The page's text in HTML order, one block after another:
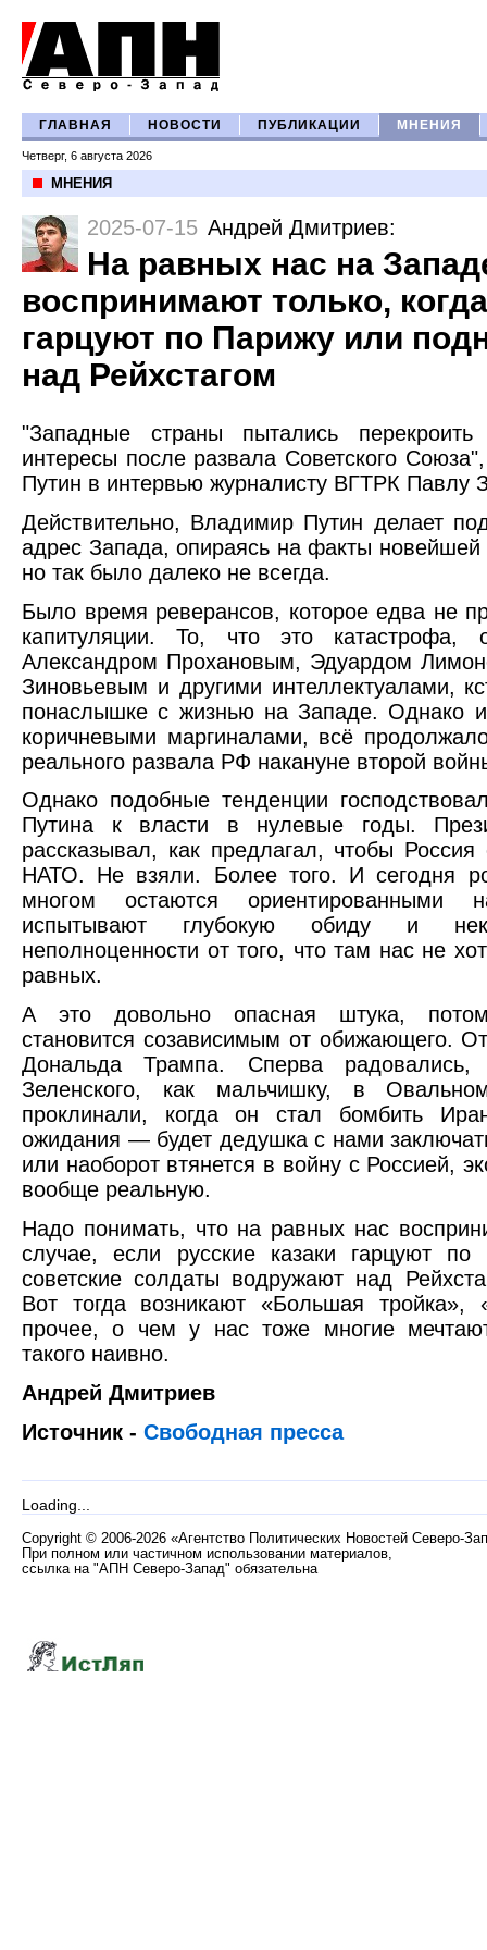
ГЛАВНАЯ НОВОСТИ ПУБЛИКАЦИИ МНЕНИЯ
Четверг, 6 августа 2026
МНЕНИЯ
2025-07-15 Андрей Дмитриев:
На равных нас на
воспринимают только,
гарцуют по Парижу или
над Рейхстагом
"Западные страны пытались
интересы после развала Советского
Путин в интервью журналисту ВГТРК Павлу
Действительно, Владимир Путин делает
адрес Запада, опираясь на факты новейшей
но так было далеко не всегда.
Было время реверансов, которое едва не
капитуляции. То, что это катастрофа,
Александром Прохановым, Эдуардом
Зиновьевым и другими интеллектуалами,
понаслышке с жизнью на Западе. Однако
коричневыми маргиналами, всё
реального развала РФ накануне второй
Однако подобные тенденции
Путина к власти в нулевые годы.
рассказывал, как предлагал, чтобы
НАТО. Не взяли. Более того. И сегодня
многом остаются ориентированными
испытывают глубокую обиду и
неполноценности от того, что там нас не
равных.
А это довольно опасная штука,
становится созависимым от обижающего.
Дональда Трампа. Сперва радовались,
Зеленского, как мальчишку, в
проклинали, когда он стал бомбить
ожидания — будет дедушка с нами
или наоборот втянется в войну с Россией,
вообще реальную.
Надо понимать, что на равных нас
случае, если русские казаки гарцуют
советские солдаты водружают над
Вот тогда возникают «Большая тройка»,
прочее, о чем у нас тоже многие
такого наивно.
Андрей Дмитриев
Источник - Свободная пресса
Loading...
Copyright © 2006-2026 «Агентство Политических Новостей Северо-
При полном или частичном использовании материалов,
ссылка на "АПН Северо-Запад" обязательна